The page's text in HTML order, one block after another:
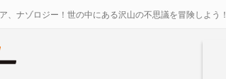
、ナゾロジー！世の中にある沢山の不思議を冒険しよう！